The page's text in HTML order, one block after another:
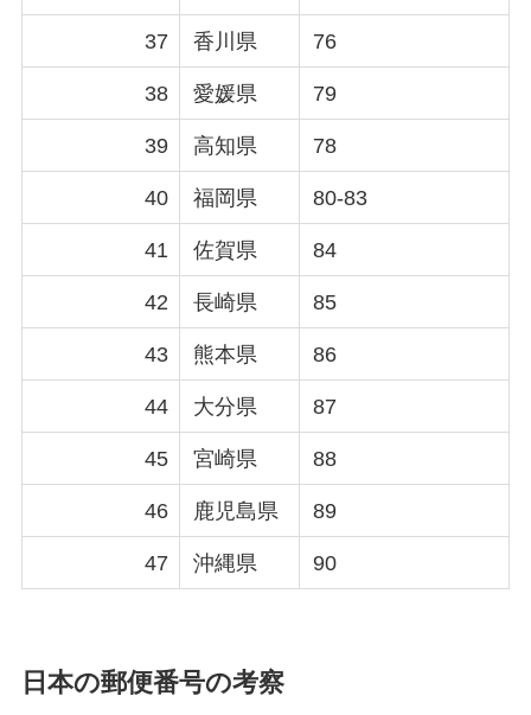
37 香川県 76
38 愛媛県 79
39 高知県 78
40 福岡県 80-83
41 佐賀県 84
42 長崎県 85
43 熊本県 86
44 大分県 87
45 宮崎県 88
46 鹿児島県 89
47 沖縄県 90
日本の郵便番号の考察